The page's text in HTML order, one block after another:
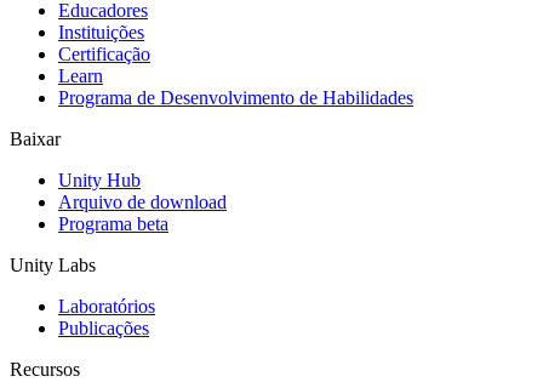
Jogos XR
Lance jogos XR em várias plataformas
Jogos com multijogador
Simplifique o desenvolvimento de jogos multiplayer
Educadores
Instituições
Certificação
Learn
Programa de Desenvolvimento de Habilidades
Baixar
Unity Hub
Arquivo de download
Programa beta
Unity Labs
Laboratórios
Publicações
Recursos